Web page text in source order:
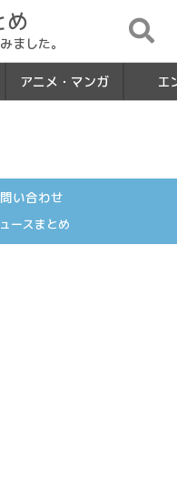
め
ました。
アニメ・マンガ エ
い合わせ
ースまとめ